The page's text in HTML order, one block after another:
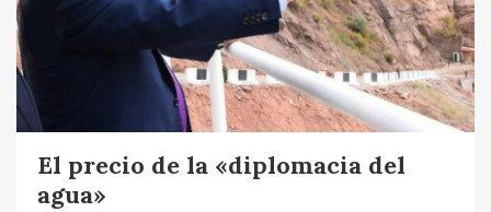
El precio de la «diplomacia del
agua»